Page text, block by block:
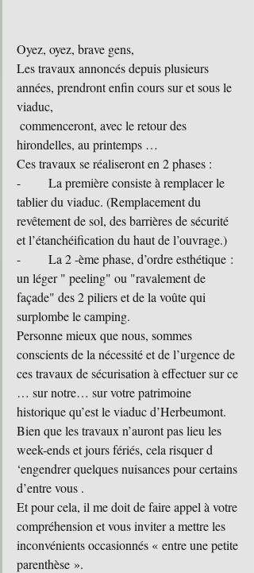
Oyez, oyez, brave gens,
Les travaux annoncés depuis plusieurs
années, prendront enfin cours sur et sous le
viaduc,
hirondelles, au printemps …
Ces travaux se réaliseront en 2 phases :
-	La première consiste à remplacer le
tablier du viaduc. (Remplacement du
revêtement de sol, des barrières de sécurité
et l’étanchéification du haut de l’ouvrage.)
-	La 2 -ème phase, d’ordre esthétique :
un léger " peeling" ou "ravalement de
façade" des 2 piliers et de la voûte qui
surplombe le camping.
Personne mieux que nous, sommes
conscients de la nécessité et de l’urgence de
ces travaux de sécurisation à effectuer sur ce
… sur notre… sur votre patrimoine
historique qu’est le viaduc d’Herbeumont.
Bien que les travaux n’auront pas lieu les
week-ends et jours fériés, cela risquer d
‘engendrer quelques nuisances pour certains
d’entre vous .
Et pour cela, il me doit de faire appel à votre
compréhension et vous inviter a mettre les
inconvénients occasionnés « entre une petite
parenthèse ».